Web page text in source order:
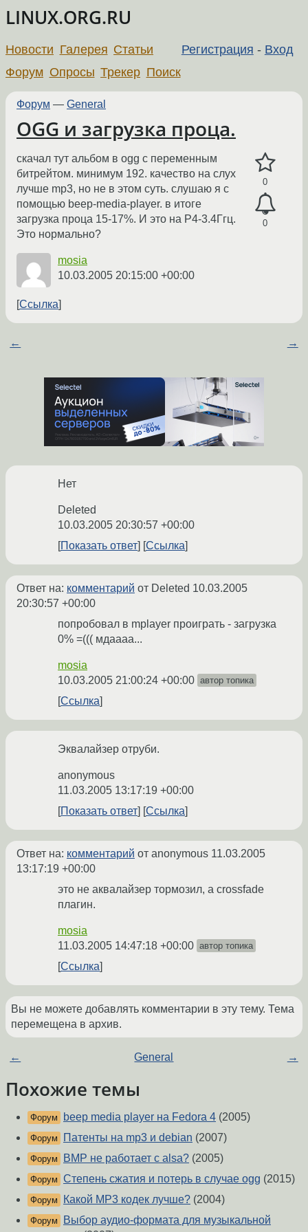
LINUX.ORG.RU
Регистрация - Вход
Новости Галерея Статьи
Форум Опросы Трекер Поиск
Форум — General
OGG и загрузка проца.
0
0
скачал тут альбом в ogg с переменным
битрейтом. минимум 192. качество на слух
лучше mp3, но не в этом суть. слушаю я с
помощью beep-media-player. в итоге
загрузка проца 15-17%. И это на P4-3.4Ггц.
Это нормально?
mosia
10.03.2005 20:15:00 +00:00
Ссылка
← →
Нет
Deleted
10.03.2005 20:30:57 +00:00
Показать ответ
Ссылка
Ответ на: комментарий от Deleted 10.03.2005
20:30:57 +00:00
попробовал в mplayer проиграть - загрузка
0% =((( мдаааа...
mosia
10.03.2005 21:00:24 +00:00 автор топика
Ссылка
Эквалайзер отруби.
anonymous
11.03.2005 13:17:19 +00:00
Показать ответ
Ссылка
Ответ на: комментарий от anonymous 11.03.2005
13:17:19 +00:00
это не аквалайзер тормозил, а crossfade
плагин.
mosia
11.03.2005 14:47:18 +00:00 автор топика
Ссылка
Вы не можете добавлять комментарии в эту тему. Тема
перемещена в архив.
← General →
Похожие темы
Форум beep media player на Fedora 4 (2005)
Форум Патенты на mp3 и debian (2007)
Форум BMP не работает с alsa? (2005)
Форум Степень сжатия и потерь в случае ogg (2015)
Форум Какой MP3 кодек лучше? (2004)
Форум
Выбор аудио-формата для музыкальной